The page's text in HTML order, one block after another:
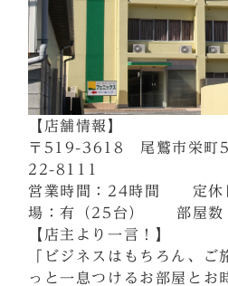
【店舗情報】
〒519-3618 尾鷲市栄
22-8111
営業時間：24時間 定
場：有（25台） 部屋数
【店主より一言！】
「ビジネスはもちろん、ご
っと一息つけるお部屋とお